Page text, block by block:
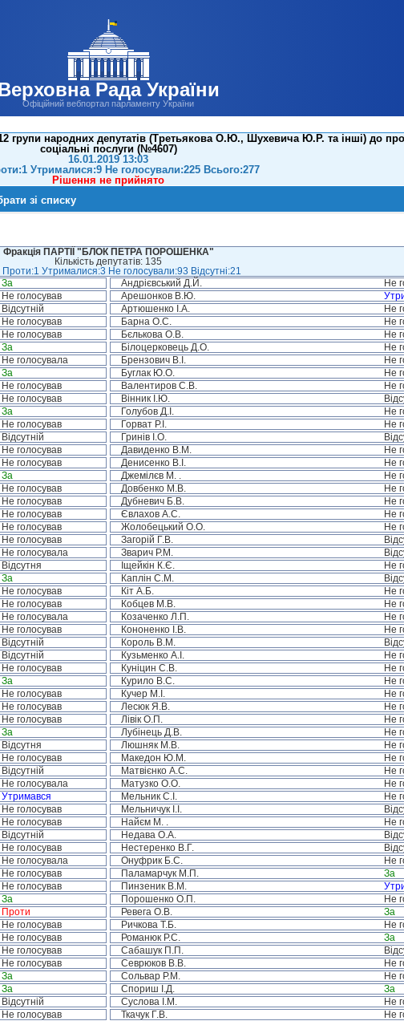
Рада України
Офіційний вебпортал парламенту України
групи народних депутатів (Третьякова О.Ю., Шухевича Ю.Р. та інші) до
соціальні послуги (№4607)
16.01.2019 13:03
Утрималися:9 Не голосували:225 Всього:277
Рішення не прийнято
зі списку
Фракція ПАРТІЇ "БЛОК ПЕТРА ПОРОШЕНКА"
Кількість депутатів: 135
Утрималися:3 Не голосували:93 Відсутні:21
За Андрієвський Д.Й.
Не
Не голосував Арешонков В.Ю.
Відсутній Артюшенко І.А.
Не
Не голосував Барна О.С.
Не
Не голосував Бєлькова О.В.
Не
За Білоцерковець Д.О.
Не
Не голосувала Брензович В.І.
Не
За Буглак Ю.О.
Не
Не голосував Валентиров С.В.
Не
Не голосував Вінник І.Ю.
За Голубов Д.І.
Не
Не голосував Горват Р.І.
Не
Відсутній Гринів І.О.
Не голосував Давиденко В.М.
Не
Не голосував Денисенко В.І.
Не
За Джемілєв М. .
Не
Не голосував Довбенко М.В.
Не
Не голосував Дубневич Б.В.
Не
Не голосував Євлахов А.С.
Не
Не голосував Жолобецький О.О.
Не
Не голосував Загорій Г.В.
Не голосувала Зварич Р.М.
Відсутня Іщейкін К.Є.
Не
За Каплін С.М.
Не голосував Кіт А.Б.
Не
Не голосував Кобцев М.В.
Не
Не голосувала Козаченко Л.П.
Не
Не голосував Кононенко І.В.
Не
Відсутній Король В.М.
Відсутній Кузьменко А.І.
Не
Не голосував Куніцин С.В.
Не
За Курило В.С.
Не
Не голосував Кучер М.І.
Не
Не голосував Лесюк Я.В.
Не
Не голосував Лівік О.П.
Не
За Лубінець Д.В.
Не
Відсутня Люшняк М.В.
Не
Не голосував Македон Ю.М.
Не
Відсутній Матвієнко А.С.
Не
Не голосувала Матузко О.О.
Не
Утримався Мельник С.І.
Не
Не голосував Мельничук І.І.
Не голосував Найєм М. .
Не
Відсутній Недава О.А.
Не голосував Нестеренко В.Г.
Не голосувала Онуфрик Б.С.
Не
Не голосував Паламарчук М.П.
За
Не голосував Пинзеник В.М.
За Порошенко О.П.
Не
Проти Ревега О.В.
За
Не голосував Ричкова Т.Б.
Не
Не голосував Романюк Р.С.
За
Не голосував Сабашук П.П.
Не голосував Севрюков В.В.
Не
За Сольвар Р.М.
Не
За Спориш І.Д.
За
Відсутній Суслова І.М.
Не
Не голосував Ткачук Г.В.
Не